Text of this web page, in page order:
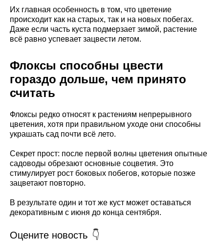
Их главная особенность в том, что цветение
происходит как на старых, так и на новых побегах.
Даже если часть куста подмерзает зимой, растение
всё равно успевает зацвести летом.
Флоксы способны цвести
гораздо дольше, чем принято
считать
Флоксы редко относят к растениям непрерывного
цветения, хотя при правильном уходе они способны
украшать сад почти всё лето.
Секрет прост: после первой волны цветения опытные
садоводы обрезают основные соцветия. Это
стимулирует рост боковых побегов, которые позже
зацветают повторно.
В результате один и тот же куст может оставаться
декоративным с июня до конца сентября.
Оцените новость